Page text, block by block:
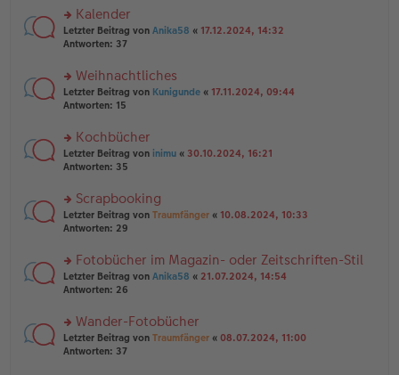
n
er
B
ei
a
g
n
g
el
e
n
er
tr
a
g
rs
te
n
g
el
e
n
er
tr
a
g
Kalender
Letzter Beitrag von Anika58 « 17.12.2024, 14:32
Antworten: 37
rs
te
n
g
el
e
n
er
tr
a
g
Weihnachtliches
Letzter Beitrag von Kunigunde « 17.11.2024, 09:44
Antworten: 15
rs
te
n
g
el
e
n
er
tr
a
g
Kochbücher
Letzter Beitrag von inimu « 30.10.2024, 16:21
Antworten: 35
rs
te
n
g
el
e
n
er
Scrapbooking
Letzter Beitrag von Traumfänger « 10.08.2024, 10:33
Antworten: 29
rs
te
n
g
el
Fotobücher im Magazin- oder Zeitschriften-Stil
Letzter Beitrag von Anika58 « 21.07.2024, 14:54
Antworten: 26
rs
te
Wander-Fotobücher
Letzter Beitrag von Traumfänger « 08.07.2024, 11:00
Antworten: 37